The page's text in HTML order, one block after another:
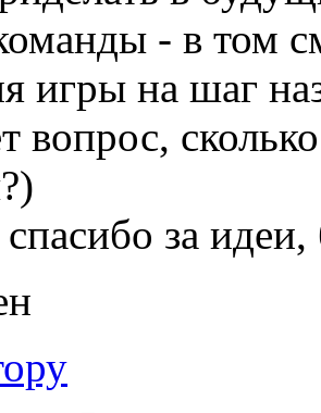
- в том
игры на шаг
вопрос,
за идеи,